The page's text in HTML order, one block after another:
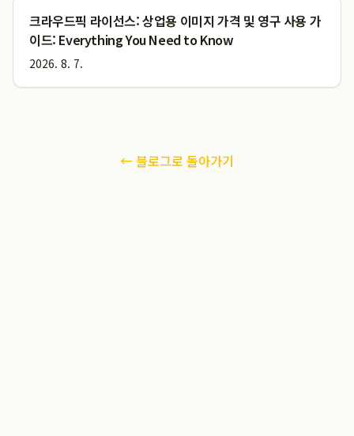
크라우드픽 라이선스: 상업용 이미지 가격 및 영구 사용 가
이드: Everything You Need to Know
2026. 8. 7.
← 블로그로 돌아가기